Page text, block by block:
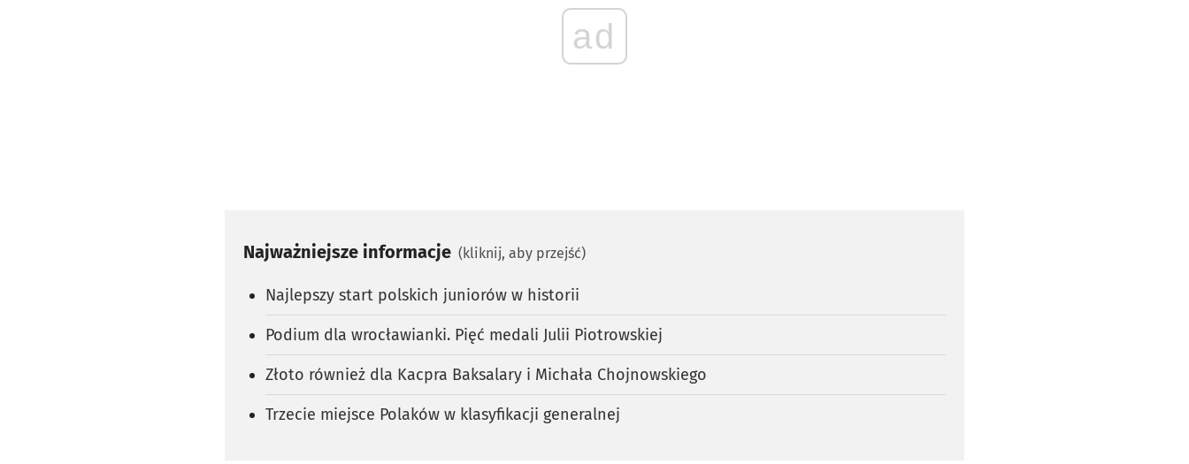
ad
Najważniejsze informacje (kliknij, aby przejść)
Najlepszy start polskich juniorów w historii
Podium dla wrocławianki. Pięć medali Julii Piotrowskiej
Złoto również dla Kacpra Baksalary i Michała Chojnowskiego
Trzecie miejsce Polaków w klasyfikacji generalnej